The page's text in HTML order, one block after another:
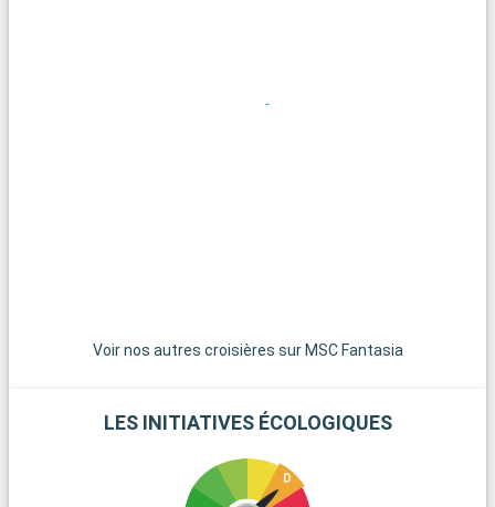
Voir nos autres croisières sur MSC Fantasia
LES INITIATIVES ÉCOLOGIQUES